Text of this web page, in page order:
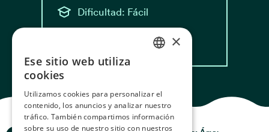
Dificultad: Fácil
NORWEGIAN
GERMAN
FRENCH
×
Ese sitio web utiliza
cookies
Utilizamos cookies para personalizar el
contenido, los anuncios y analizar nuestro
tráfico. También compartimos información
sobre su uso de nuestro sitio con nuestros